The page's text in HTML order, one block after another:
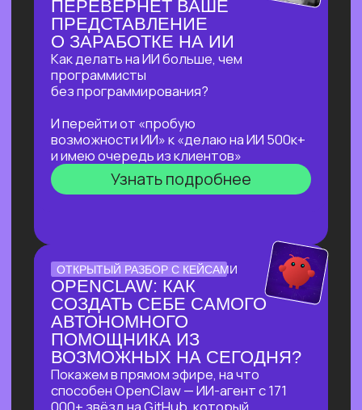
Расскажем как:
Разбираться в своём здоровье
c помощью ИИ
Экономить на врачах и ненужных
анализах и при этом
не навредить себе
Узнать подробнее
ЛЕКЦИЯ-ПРАКТИКУМ
ПО ПРИМЕНЕНИЮ ИИ
ДЛЯ ЖУРНАЛИСТОВ,
РЕДАКТОРОВ, ПИАРЩИКОВ,
АВТОРОВ И ВСЕХ, КТО
РАБОТАЕТ С ТЕКСТОМ
СМИ
как собрать список компаний,
данные и инфографику по нужной
теме
как из самого примитивного
черновика «получить текст
уровня хорошего медиа»
Узнать подробнее